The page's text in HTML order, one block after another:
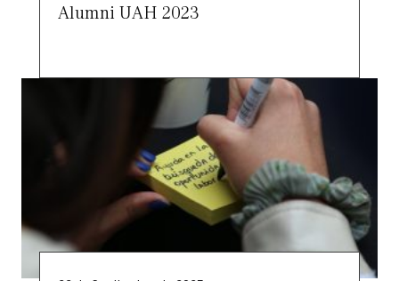
Alumni UAH 2023